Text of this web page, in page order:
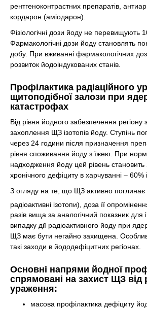
рентгеноконтрастних препаратів,
кордарон (аміодарон).
Фізіологічні дози йоду не перевищують
Фармакологічні дози йоду становлять
добу. При вживанні фармакологічних доз
розвиток йодоіндукованих станів.
Профілактика радіаційного
щитоподібної залози при
катастрофах
Від рівня йодного забезпечення регіону
захоплення ЩЗ ізотопів йоду. Ступінь
через 24 години після призначення
рівня споживання йоду з їжею. При
надходження йоду цей рівень становить
хронічного дефіциту в харчуванні – 60%
З огляду на те, що ЩЗ активно поглинає
радіоактивні ізотопи), доза її
разів вища за аналогічний показник для
випадку дії радіоактивного йоду при
ЩЗ має бути негайно захищена.
такі заходи в йододефіцитних регіонах.
Основні напрями йодної
спрямовані на захист ЩЗ від
ураження:
масова профілактика дефіциту